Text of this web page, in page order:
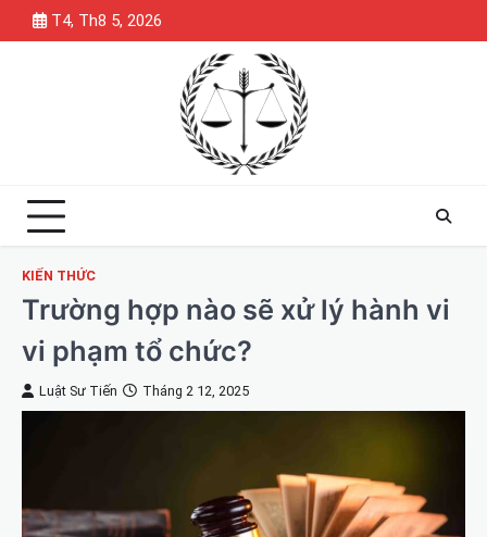
to
T4, Th8 5, 2026
KIẾN THỨC
Trường hợp nào sẽ xử lý hành vi
vi phạm tổ chức?
Luật Sư Tiến Tháng 2 12, 2025